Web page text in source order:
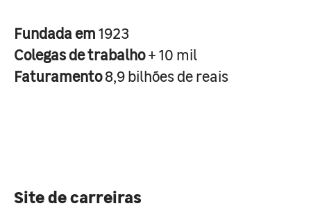
Fundada em1923
Colegas de trabalho+ 10 mil
Faturamento8,9 bilhões de reais
Site de carreiras